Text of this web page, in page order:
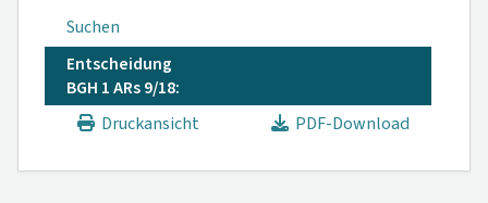
Suchen
Entscheidung
BGH 1 ARs 9/18:
Druckansicht
PDF-Download